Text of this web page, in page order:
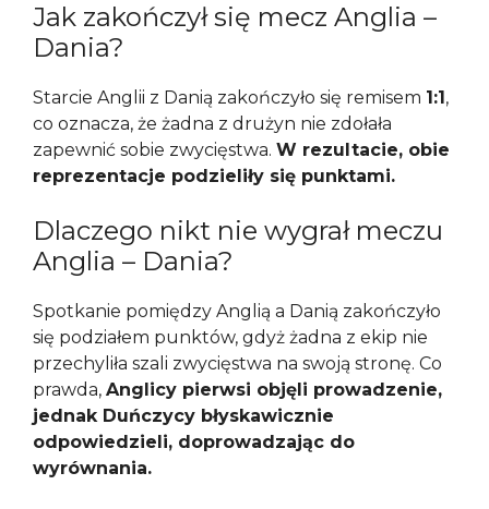
Jak zakończył się mecz Anglia –
Dania?
Starcie Anglii z Danią zakończyło się remisem 1:1 ,
co oznacza, że żadna z drużyn nie zdołała
zapewnić sobie zwycięstwa. W rezultacie, obie
reprezentacje podzieliły się punktami.
Dlaczego nikt nie wygrał meczu
Anglia – Dania?
Spotkanie pomiędzy Anglią a Danią zakończyło
się podziałem punktów, gdyż żadna z ekip nie
przechyliła szali zwycięstwa na swoją stronę. Co
prawda, Anglicy pierwsi objęli prowadzenie,
jednak Duńczycy błyskawicznie
odpowiedzieli, doprowadzając do
wyrównania.